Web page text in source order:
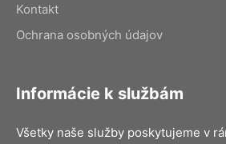
Kontakt
Ochrana osobných údajov
Informácie k službám
Všetky naše služby poskytujeme v